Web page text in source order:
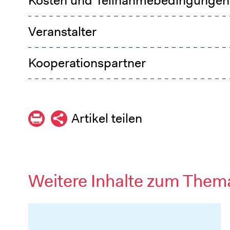
Veranstalter
Kooperationspartner
Artikel teilen
Weitere Inhalte zum